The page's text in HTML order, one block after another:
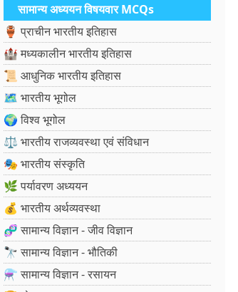
सामान्य अध्ययन विषयवार MCQs
🏺 प्राचीन भारतीय इतिहास
🏰 मध्यकालीन भारतीय इतिहास
📜 आधुनिक भारतीय इतिहास
🗺️ भारतीय भूगोल
🌍 विश्व भूगोल
⚖️ भारतीय राजव्यवस्था एवं संविधान
🎭 भारतीय संस्कृति
🌿 पर्यावरण अध्ययन
💰 भारतीय अर्थव्यवस्था
🧬 सामान्य विज्ञान - जीव विज्ञान
🔭 सामान्य विज्ञान - भौतिकी
⚗️ सामान्य विज्ञान - रसायन